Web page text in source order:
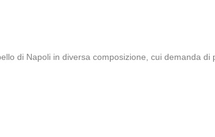
di Napoli in diversa composizione, cui demanda